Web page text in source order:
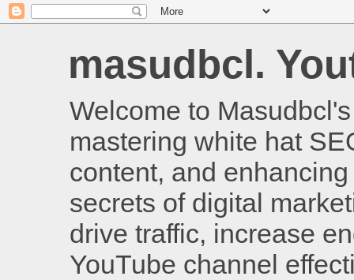
masudbcl.
Welcome to
mastering white hat
content, and
secrets of digital
drive traffic, increase
YouTube channel